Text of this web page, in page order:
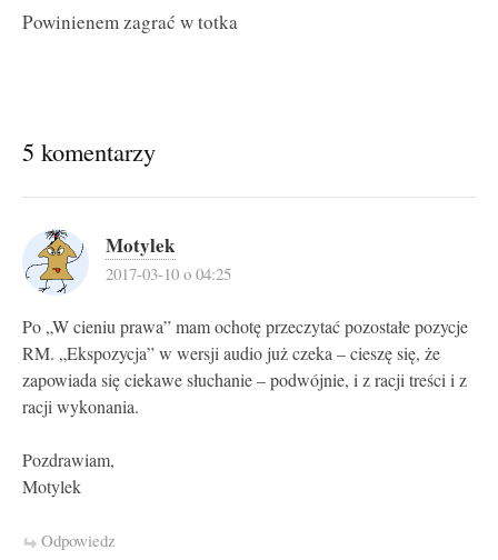
Powinienem zagrać w totka
5 komentarzy
Motylek
2017-03-10 o 04:25
Po „W cieniu prawa” mam ochotę przeczytać pozostałe pozycje
RM. „Ekspozycja” w wersji audio już czeka – cieszę się, że
zapowiada się ciekawe słuchanie – podwójnie, i z racji treści i z
racji wykonania.
Pozdrawiam,
Motylek
Odpowiedz